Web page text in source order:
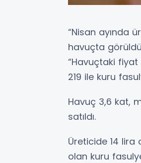
“Nisan ayında
havuçta
“Havuçtaki fiyat
219 ile kuru
Havuç 3,6 kat,
satıldı.
Üreticide 14 lira
olan kuru